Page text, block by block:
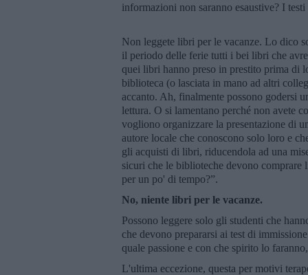
informazioni non saranno esaustive? I
Non leggete libri per le vacanze. Lo dico
il periodo delle ferie tutti i bei libri che
quei libri hanno preso in prestito prima di
biblioteca (o lasciata in mano ad altri
accanto. Ah, finalmente possono godersi
lettura. O si lamentano perché non avete
vogliono organizzare la presentazione di
autore locale che conoscono solo loro e
gli acquisti di libri, riducendola ad una
sicuri che le biblioteche devono
per un po' di tempo?”.
No, niente libri per le vacanze.
Possono leggere solo gli studenti che
che devono prepararsi ai test di
quale passione e con che spirito lo
L'ultima eccezione, questa per motivi